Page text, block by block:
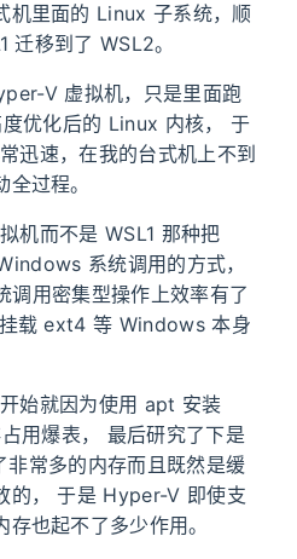
机里面的 Linux 子系统，顺
迁移到了 WSL2。
V 虚拟机，只是里面跑
优化后的 Linux 内核， 于
迅速，在我的台式机上不到
过程。
机而不是 WSL1 那种把
系统调用的方式，
调用密集型操作上效率有了
载 ext4 等 Windows 本身
始就因为使用 apt 安装
用爆表， 最后研究了下是
常多的内存而且既然是缓
的， 于是 Hyper-V 即使支
也起不了多少作用。